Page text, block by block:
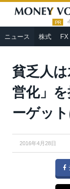
PR
ニュース 株式
HOME » ニュー
進するIMF、次の
貧乏人
営化」
ーゲッ
2016年4月28日